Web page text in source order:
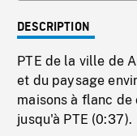
DESCRIPTION
PTE de la ville de
et du paysage
maisons à flanc de
jusqu'à PTE (0:37).